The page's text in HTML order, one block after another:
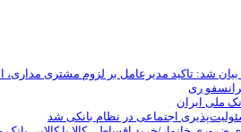
شد: تاکید مدیرعامل بر لزوم مشتری مداری،
ری
ملی ایران